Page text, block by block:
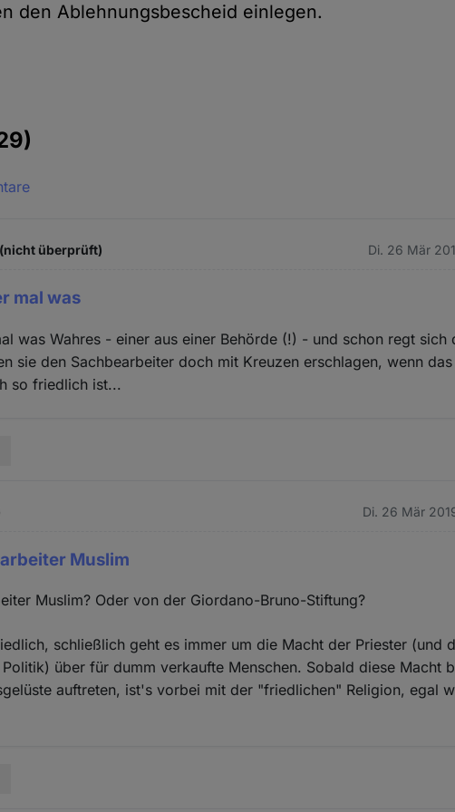
den Ablehnungsbescheid einlegen.
überprüft) Di. 26 Mär
mal was
was Wahres - einer aus einer Behörde (!) - und schon regt sich
sie den Sachbearbeiter doch mit Kreuzen erschlagen, wenn das
so friedlich ist...
Di. 26 Mär
Muslim
Muslim? Oder von der Giordano-Bruno-Stiftung?
schließlich geht es immer um die Macht der Priester (und
über für dumm verkaufte Menschen. Sobald diese Macht
auftreten, ist's vorbei mit der "friedlichen" Religion, egal